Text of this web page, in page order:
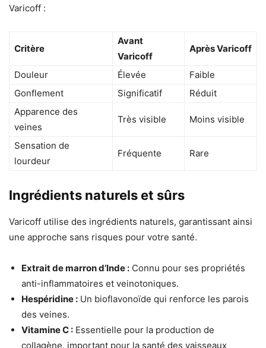
Varicoff :
Critère
Avant
Varicoff
Après Varicoff
Douleur Élevée
Faible
Gonflement
Significatif
Réduit
Apparence des
veines
Très visible Moins visible
Sensation de
lourdeur
Fréquente Rare
Ingrédients naturels et sûrs
Varicoff utilise des ingrédients naturels, garantissant ainsi
une approche sans risques pour votre santé.
Extrait de marron d’Inde : Connu pour ses propriétés
anti-inflammatoires et veinotoniques.
Hespéridine : Un bioflavonoïde qui renforce les parois
des veines.
Vitamine C : Essentielle pour la production de
collagène, important pour la santé des vaisseaux